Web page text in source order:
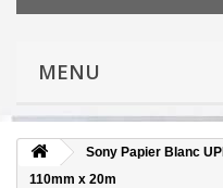
MENU
Sony Papier Blanc
110mm x 20m